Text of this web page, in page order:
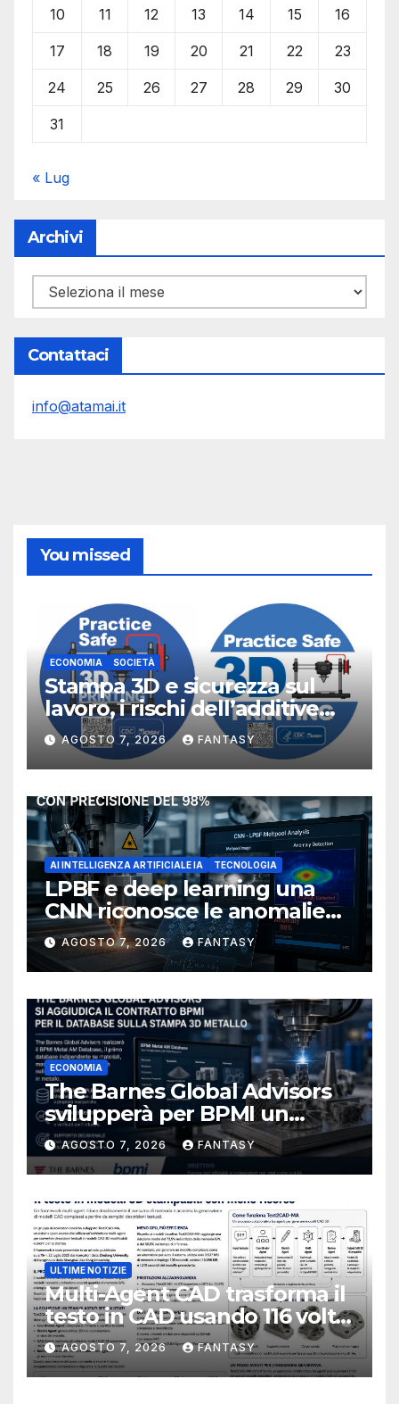
10 11 12 13 14 15 16
17 18 19 20 21 22 23
24 25 26 27 28 29 30
31
« Lug
Archivi
Archivi
Contattaci
info@atamai.it
You missed
ECONOMIA SOCIETÀ
Stampa 3D e sicurezza sul
lavoro, i rischi dell’additive
manufacturing secondo
NIOSH
AGOSTO 7, 2026 FANTASY
AI INTELLIGENZA ARTIFICIALE IA TECNOLOGIA
LPBF e deep learning una
CNN riconosce le anomalie
del bagno di fusione
AGOSTO 7, 2026 FANTASY
ECONOMIA
The Barnes Global Advisors
svilupperà per BPMI un
database per la stampa 3D
metallica destinata alla filiera
navale statunitense
AGOSTO 7, 2026 FANTASY
ULTIME NOTIZIE
Multi-Agent CAD trasforma il
testo in CAD usando 116 volte
meno token
AGOSTO 7, 2026 FANTASY